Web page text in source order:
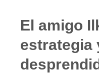
El amigo
estrategia